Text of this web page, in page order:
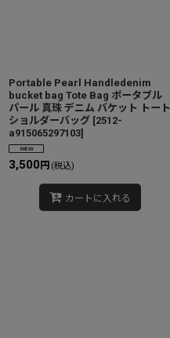
Portable Pearl Handledenim
bucket bag Tote Bag ポータブル
パール 真珠 デニム バケット トート
ショルダーバッグ [2512-
a915065297103]
3,500 円 (税込)
カートに入れる